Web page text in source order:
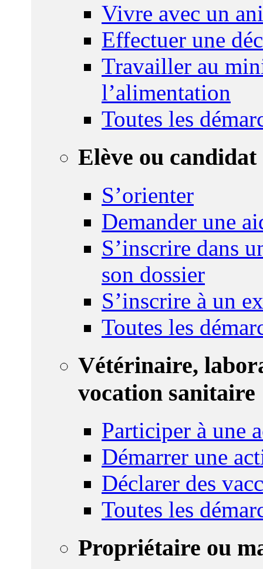
Vivre avec un
Effectuer une
Travailler au
l’alimentation
Toutes les
Elève ou candidat
S’orienter
Demander une
S’inscrire dans
son dossier
S’inscrire à un
Toutes les
Vétérinaire,
vocation sanitaire
Participer à une
Démarrer une
Déclarer des
Toutes les
Propriétaire ou